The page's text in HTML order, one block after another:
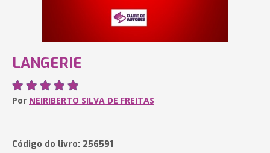
LANGERIE
Por NEIRIBERTO SILVA DE FREITAS
Código do livro: 256591